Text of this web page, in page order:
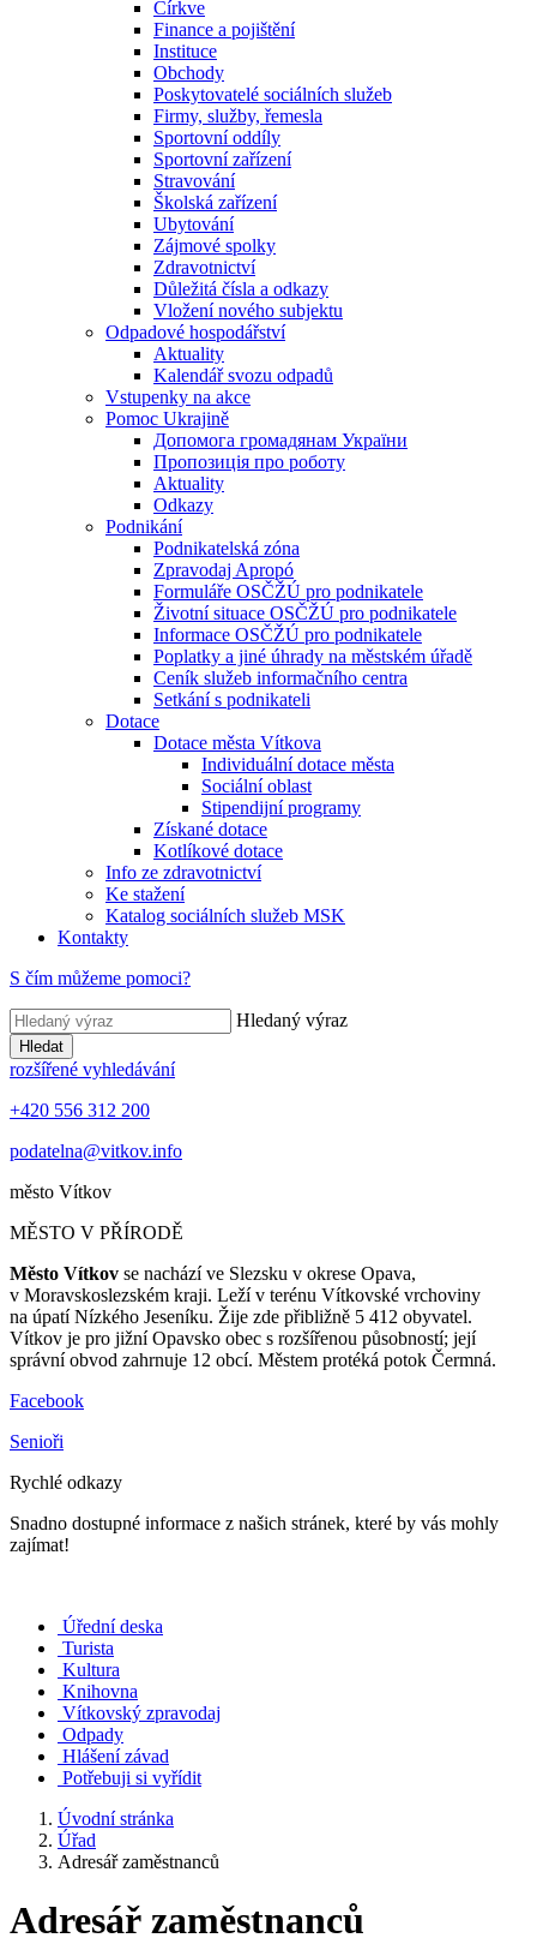
Církve
Finance a pojištění
Instituce
Obchody
Poskytovatelé sociálních služeb
Firmy, služby, řemesla
Sportovní oddíly
Sportovní zařízení
Stravování
Školská zařízení
Ubytování
Zájmové spolky
Zdravotnictví
Důležitá čísla a odkazy
Vložení nového subjektu
Odpadové hospodářství
Aktuality
Kalendář svozu odpadů
Vstupenky na akce
Pomoc Ukrajině
Допомога громадянам України
Пропозиція про роботу
Aktuality
Odkazy
Podnikání
Podnikatelská zóna
Zpravodaj Apropó
Formuláře OSČŽÚ pro podnikatele
Životní situace OSČŽÚ pro podnikatele
Informace OSČŽÚ pro podnikatele
Poplatky a jiné úhrady na městském úřadě
Ceník služeb informačního centra
Setkání s podnikateli
Dotace
Dotace města Vítkova
Individuální dotace města
Sociální oblast
Stipendijní programy
Získané dotace
Kotlíkové dotace
Info ze zdravotnictví
Ke stažení
Katalog sociálních služeb MSK
Kontakty
S čím můžeme pomoci?
Hledaný výraz
Hledat
rozšířené vyhledávání
+420 556 312 200
podatelna@vitkov.info
město Vítkov
MĚSTO V PŘÍRODĚ
Město Vítkov se nachází ve Slezsku v okrese Opava,
v Moravskoslezském kraji. Leží v terénu Vítkovské vrchoviny
na úpatí Nízkého Jeseníku. Žije zde přibližně 5 412 obyvatel.
Vítkov je pro jižní Opavsko obec s rozšířenou působností; její
správní obvod zahrnuje 12 obcí. Městem protéká potok Čermná.
Facebook
Senioři
Rychlé odkazy
Snadno dostupné informace z našich stránek, které by vás mohly
zajímat!
Úřední deska
Turista
Kultura
Knihovna
Vítkovský zpravodaj
Odpady
Hlášení závad
Potřebuji si vyřídit
Úvodní stránka
Úřad
Adresář zaměstnanců
Adresář zaměstnanců